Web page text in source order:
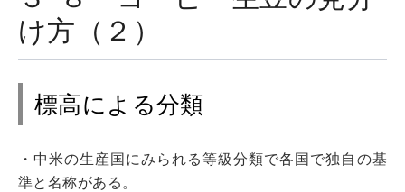
け方（２）
標高による分類
・中米の生産国にみられる等級分類で各国で独自の基
準と名称がある。